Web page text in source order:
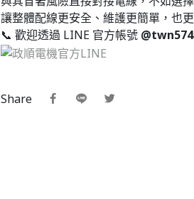
讓整體配線更安全、維護更簡單，也
📞 歡迎透過 LINE 官方帳號
Share